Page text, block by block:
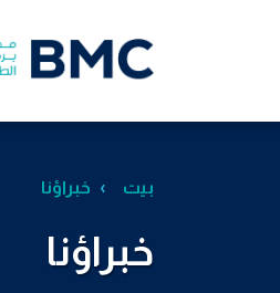
بيت خبراؤنا
خبراؤنا